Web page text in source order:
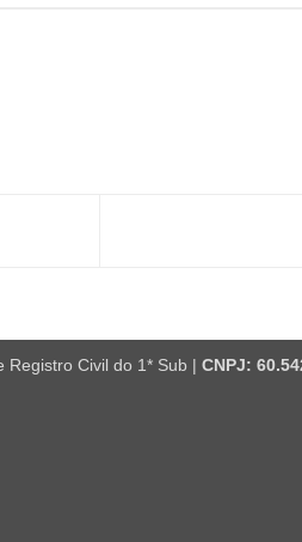
Civil do 1* Sub | CNPJ: